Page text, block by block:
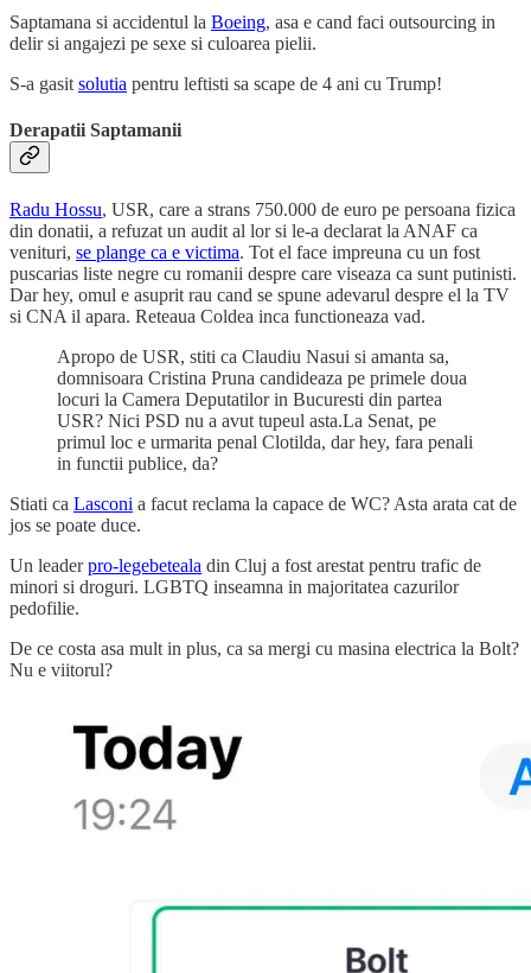
Saptamana si accidentul la Boeing, asa e cand faci outsourcing in
delir si angajezi pe sexe si culoarea pielii.
S-a gasit solutia pentru leftisti sa scape de 4 ani cu Trump!
Derapatii Saptamanii
Radu Hossu, USR, care a strans 750.000 de euro pe persoana fizica
din donatii, a refuzat un audit al lor si le-a declarat la ANAF ca
venituri, se plange ca e victima. Tot el face impreuna cu un fost
puscarias liste negre cu romanii despre care viseaza ca sunt putinisti.
Dar hey, omul e asuprit rau cand se spune adevarul despre el la TV
si CNA il apara. Reteaua Coldea inca functioneaza vad.
Apropo de USR, stiti ca Claudiu Nasui si amanta sa,
domnisoara Cristina Pruna candideaza pe primele doua
locuri la Camera Deputatilor in Bucuresti din partea
USR? Nici PSD nu a avut tupeul asta.La Senat, pe
primul loc e urmarita penal Clotilda, dar hey, fara penali
in functii publice, da?
Stiati ca Lasconi a facut reclama la capace de WC? Asta arata cat de
jos se poate duce.
Un leaderpro-legebeteala din Cluj a fost arestat pentru trafic de
minori si droguri. LGBTQ inseamna in majoritatea cazurilor
pedofilie.
De ce costa asa mult in plus, ca sa mergi cu masina electrica la Bolt?
Nu e viitorul?